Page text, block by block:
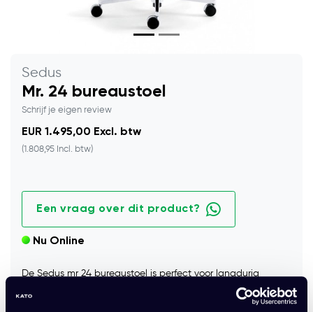
Sedus
Mr. 24 bureaustoel
Schrijf je eigen review
EUR 1.495,00 Excl. btw
(1.808,95 Incl. btw)
Een vraag over dit product?
Nu Online
De Sedus mr 24 bureaustoel is perfect voor langdurig
kantoorwerk of lange dagen aan de studie. Tijdens deze
lange dagen is het belangrijk dat je een juiste houding aan